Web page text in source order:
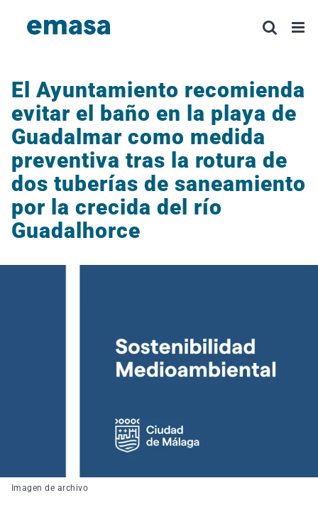
El Ayuntamiento recomienda
evitar el baño en la playa de
Guadalmar como medida
preventiva tras la rotura de
dos tuberías de saneamiento
por la crecida del río
Guadalhorce
Imagen de archivo